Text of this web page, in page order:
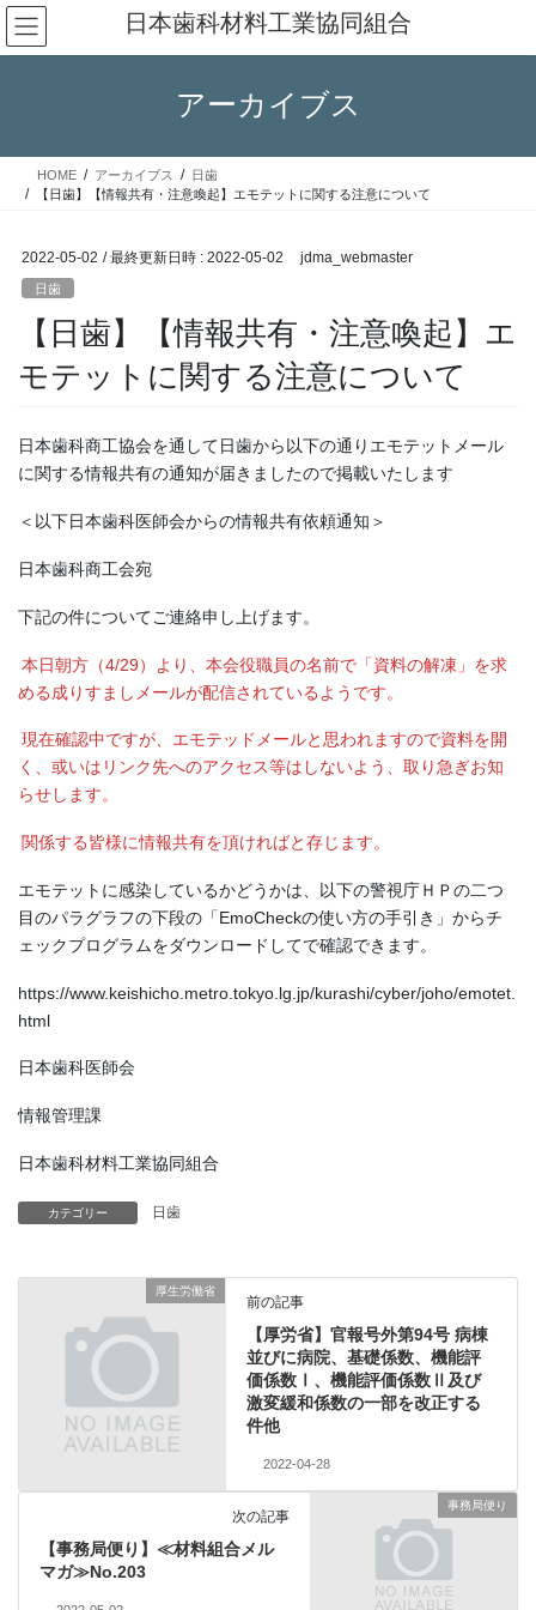
コ
ン
テ
ス
ナ
ビ
ゲ
ン
日本歯科材料工業協同組合
アーカイブス
HOME アーカイブス
日歯
【日歯】【情報共有・注意喚起】エモテットに関する注意について
2022-05-02 / 最終更新日時 : 2022-05-02 jdma_webmaster
日歯
【日歯】【情報共有・注意喚起】エ
モテットに関する注意について
日本歯科商工協会を通して日歯から以下の通りエモテットメール
に関する情報共有の通知が届きましたので掲載いたします
＜以下日本歯科医師会からの情報共有依頼通知＞
日本歯科商工会宛
下記の件についてご連絡申し上げます。
本日朝方（4/29）より、本会役職員の名前で「資料の解凍」を求
める成りすましメールが配信されているようです。
現在確認中ですが、エモテッドメールと思われますので資料を開
く、或いはリンク先へのアクセス等はしないよう、取り急ぎお知
らせします。
関係する皆様に情報共有を頂ければと存じます。
エモテットに感染しているかどうかは、以下の警視庁ＨＰの二つ
目のパラグラフの下段の「EmoCheckの使い方の手引き」からチ
ェックプログラムをダウンロードしてで確認できます。
https://www.keishicho.metro.tokyo.lg.jp/kurashi/cyber/joho/emotet.
html
日本歯科医師会
情報管理課
日本歯科材料工業協同組合
カテゴリー 日歯
厚生労働省
前の記事
【厚労省】官報号外第94号 病棟
並びに病院、基礎係数、機能評
価係数Ⅰ、機能評価係数Ⅱ及び
激変緩和係数の一部を改正する
件他
2022-04-28
事務局便り
次の記事
【事務局便り】≪材料組合メル
マガ≫No.203